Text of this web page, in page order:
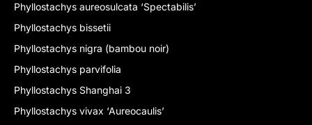
Phyllostachys aureosulcata ‘Spectabilis’
Phyllostachys bissetii
Phyllostachys nigra (bambou noir)
Phyllostachys parvifolia
Phyllostachys Shanghai 3
Phyllostachys vivax ‘Aureocaulis’